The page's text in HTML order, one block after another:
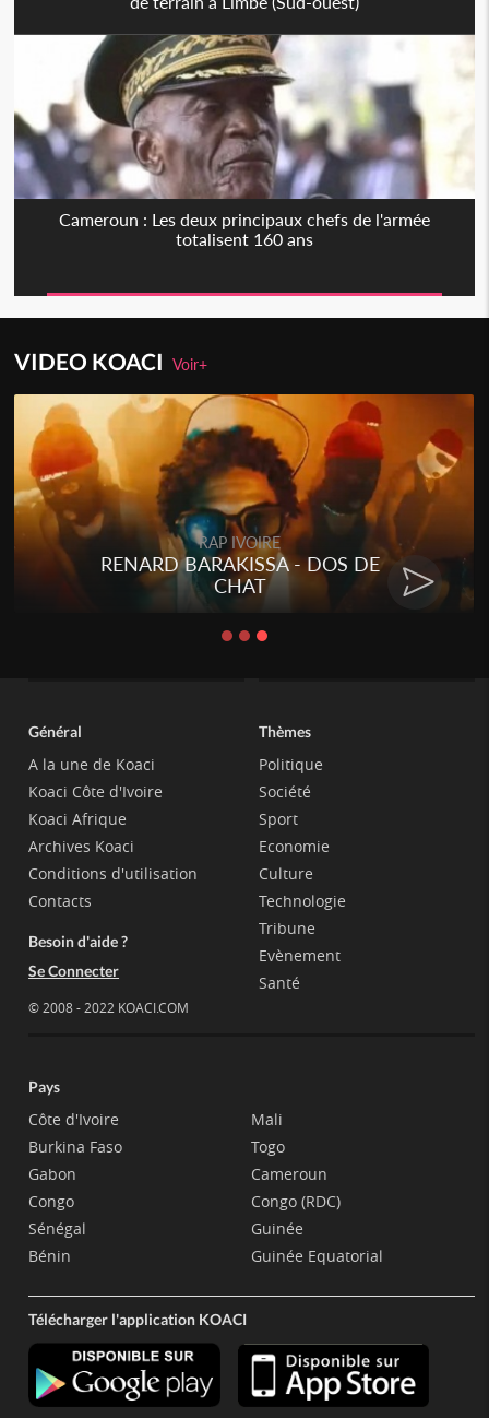
Cameroun : Les deux principaux chefs de l'armée
totalisent 160 ans
VIDEO KOACIVoir+
RAP IVOIRE
YILIM - BONNE PLACE
Général
A la une de Koaci
Koaci Côte d'Ivoire
Koaci Afrique
Archives Koaci
Conditions d'utilisation
Contacts
Besoin d'aide ?
Se Connecter
© 2008 - 2022 KOACI.COM
Thèmes
Politique
Société
Sport
Economie
Culture
Technologie
Tribune
Evènement
Santé
Pays
Côte d'Ivoire
Burkina Faso
Gabon
Congo
Sénégal
Bénin
Mali
Togo
Cameroun
Congo (RDC)
Guinée
Guinée Equatorial
Télécharger l'application KOACI